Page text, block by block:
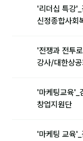
'리더십 특강
신정종합사회
'전쟁과 전투
강사/대한상공
'마케팅교육'_
창업지원단
'마케팅 교육